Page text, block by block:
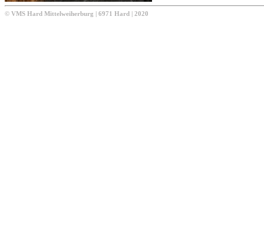
© VMS Hard Mittelweiherburg | 6971 Hard | 2020